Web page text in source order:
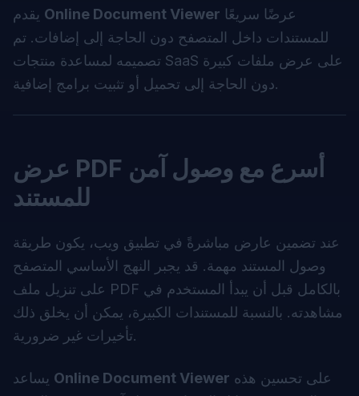
Online Document Viewer
للمستندات داخل المتصفح دون الحاجة إلى إضافات. تم
تصميمه لمساعدة منتجات SaaS على عرض ملفات كبيرة
دون الحاجة إلى تحميل أو تثبيت برامج إضافية.
عرض PDF أسرع مع وصول آمن
للمستند
عند تضمين عارض مباشرةً في تطبيق ويب، يكون طريقة
وصول المستند مهمة. قد يجبر النهج الأساسي المتصفح
على تنزيل ملف PDF بالكامل قبل أن يبدأ المستخدم في
مشاهدته. بالنسبة للمستندات الكبيرة، يمكن أن يخلق ذلك
تأخيرات غير ضرورية.
Online Document Viewer